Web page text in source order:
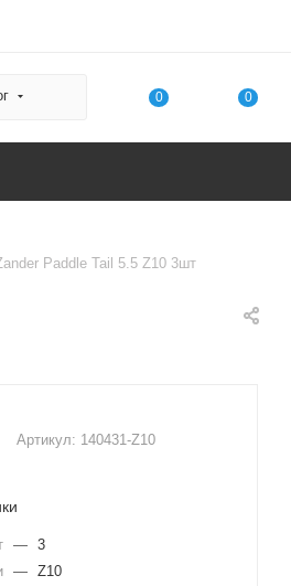
0 0
Paddle Tail 5.5 Z10 3шт
Артикул: 140431-Z10
— 3
— Z10